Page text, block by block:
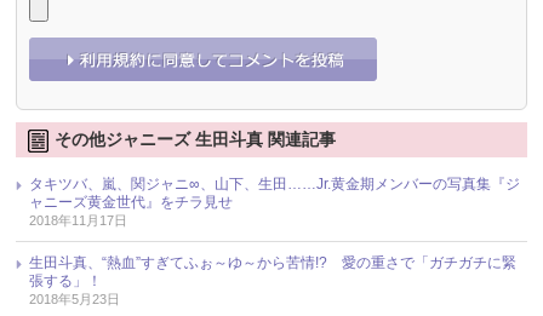
その他ジャニーズ 生田斗真 関連記事
タキツバ、嵐、関ジャニ∞、山下、生田……Jr.黄金期メンバーの写真集『ジ
ャニーズ黄金世代』をチラ見せ
2018年11月17日
生田斗真、“熱血”すぎてふぉ～ゆ～から苦情!? 愛の重さで「ガチガチに緊
張する」！
2018年5月23日